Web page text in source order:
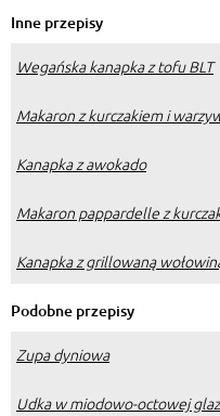
Inne przepisy
Wegańska kanapka z tofu BLT
Makaron z kurczakiem i
Kanapka z awokado
Makaron pappardelle z
Kanapka z grillowaną
Podobne przepisy
Zupa dyniowa
Udka w miodowo-octowej